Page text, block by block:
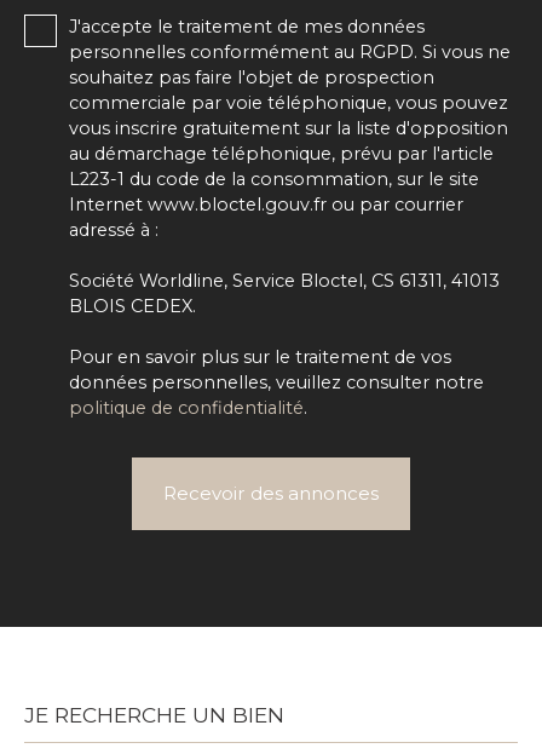
J'accepte le traitement de mes données
personnelles conformément au RGPD. Si vous ne
souhaitez pas faire l'objet de prospection
commerciale par voie téléphonique, vous pouvez
vous inscrire gratuitement sur la liste d'opposition
au démarchage téléphonique, prévu par l'article
L223-1 du code de la consommation, sur le site
Internet www.bloctel.gouv.fr ou par courrier
adressé à :
Société Worldline, Service Bloctel, CS 61311, 41013
BLOIS CEDEX.
Pour en savoir plus sur le traitement de vos
données personnelles, veuillez consulter notre
politique de confidentialité.
Recevoir des annonces
JE RECHERCHE UN BIEN